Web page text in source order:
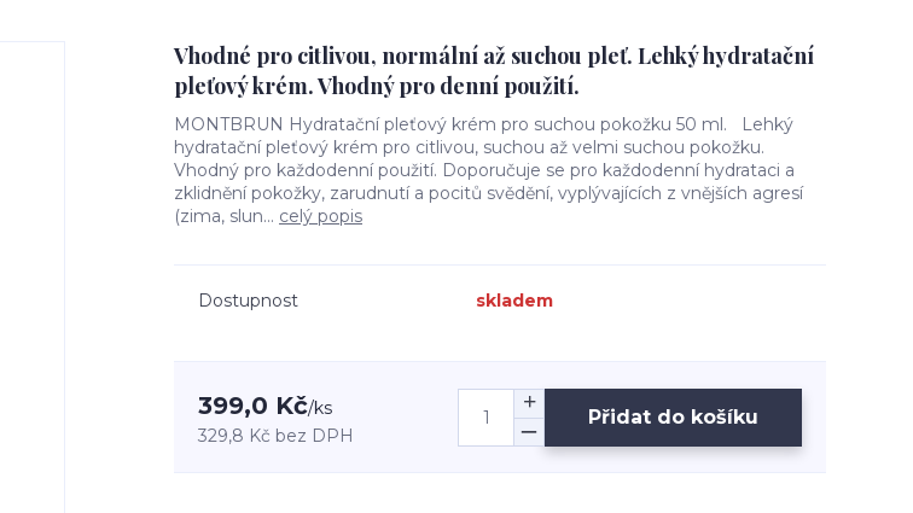
Vhodné pro citlivou, normální až suchou pleť. Lehký hydratační
pleťový krém. Vhodný pro denní použití.
MONTBRUN Hydratační pleťový krém pro suchou pokožku 50 ml. Lehký
hydratační pleťový krém pro citlivou, suchou až velmi suchou pokožku.
Vhodný pro každodenní použití. Doporučuje se pro každodenní hydrataci a
zklidnění pokožky, zarudnutí a pocitů svědění, vyplývajících z vnějších agresí
(zima, slun... celý popis
Dostupnost skladem
399,0 Kč/ks
329,8 Kč bez DPH
Přidat do košíku